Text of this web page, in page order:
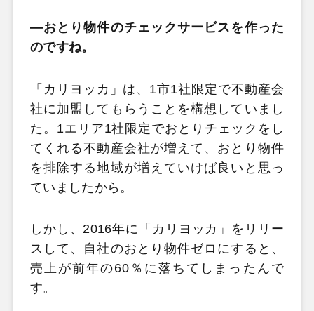
―おとり物件のチェックサービスを作った
のですね。
「カリヨッカ」は、1市1社限定で不動産会
社に加盟してもらうことを構想していまし
た。1エリア1社限定でおとりチェックをし
てくれる不動産会社が増えて、おとり物件
を排除する地域が増えていけば良いと思っ
ていましたから。
しかし、2016年に「カリヨッカ」をリリー
スして、自社のおとり物件ゼロにすると、
売上が前年の60％に落ちてしまったんで
す。